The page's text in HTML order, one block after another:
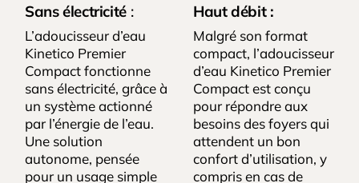
Sans électricité:
L’adoucisseur d’eau
Kinetico Premier
Compact fonctionne
sans électricité, grâce à
un système actionné
par l’énergie de l’eau.
Une solution
autonome, pensée
pour un usage simple
Haut débit :
Malgré son format
compact, l’adoucisseur
d’eau Kinetico Premier
Compact est conçu
pour répondre aux
besoins des foyers qui
attendent un bon
confort d’utilisation, y
compris en cas de